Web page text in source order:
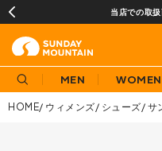
当店での取
MEN WOMEN
HOME ウィメンズ シューズ サ